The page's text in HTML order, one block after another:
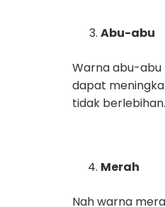
Abu-abu
Warna abu-abu
dapat
tidak berlebihan.
Merah
Nah warna